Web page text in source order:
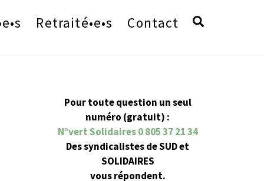
Retraité•e•s Contact
Pour toute question un seul
numéro (gratuit) :
N°vert Solidaires 0 805 37 21 34
Des syndicalistes de SUD et
SOLIDAIRES
vous répondent.